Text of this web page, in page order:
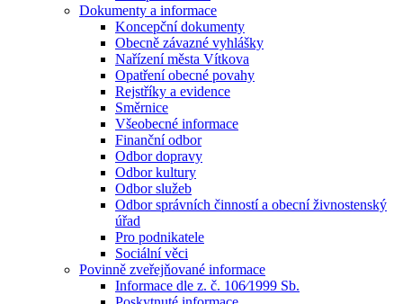
Dokumenty a informace
Koncepční dokumenty
Obecně závazné vyhlášky
Nařízení města Vítkova
Opatření obecné povahy
Rejstříky a evidence
Směrnice
Všeobecné informace
Finanční odbor
Odbor dopravy
Odbor kultury
Odbor služeb
Odbor správních činností a obecní živnostenský
úřad
Pro podnikatele
Sociální věci
Povinně zveřejňované informace
Informace dle z. č. 106⁄1999 Sb.